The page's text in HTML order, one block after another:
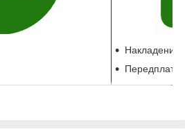
Накладений
Передплата